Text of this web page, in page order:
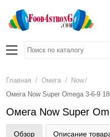
Главная / Омега / Now/
Омега Now Super Omega 3-6-9
Омега Now Super
Обзор Описание